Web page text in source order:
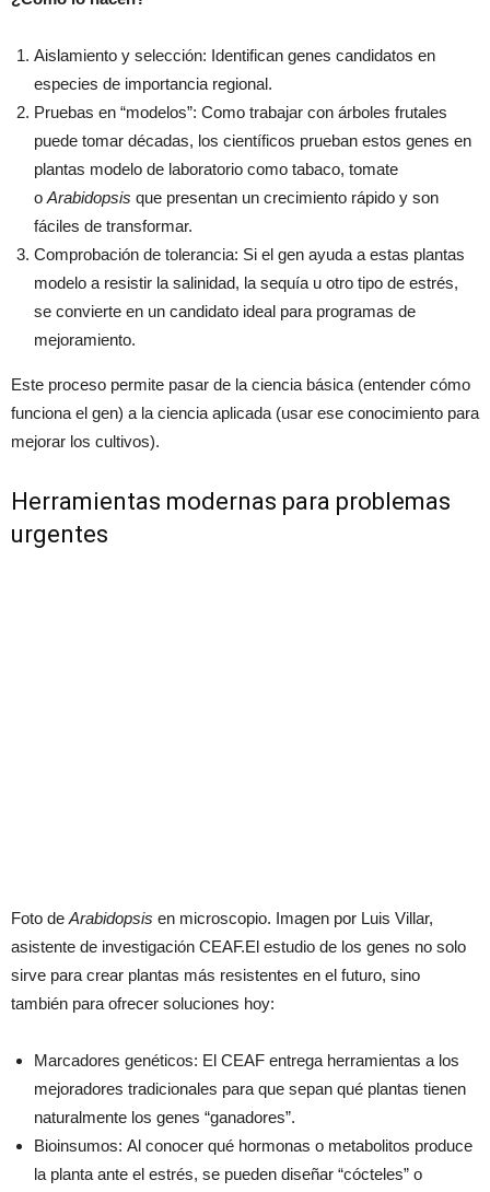
Aislamiento y selección: Identifican genes candidatos en
especies de importancia regional.
Pruebas en “modelos”: Como trabajar con árboles frutales
puede tomar décadas, los científicos prueban estos genes en
plantas modelo de laboratorio como tabaco, tomate
o Arabidopsis que presentan un crecimiento rápido y son
fáciles de transformar.
Comprobación de tolerancia: Si el gen ayuda a estas plantas
modelo a resistir la salinidad, la sequía u otro tipo de estrés,
se convierte en un candidato ideal para programas de
mejoramiento.
Este proceso permite pasar de la ciencia básica (entender cómo
funciona el gen) a la ciencia aplicada (usar ese conocimiento para
mejorar los cultivos).
Herramientas modernas para problemas
urgentes
Foto deArabidopsis en microscopio. Imagen por Luis Villar,
asistente de investigación CEAF.El estudio de los genes no solo
sirve para crear plantas más resistentes en el futuro, sino
también para ofrecer soluciones hoy:
Marcadores genéticos: El CEAF entrega herramientas a los
mejoradores tradicionales para que sepan qué plantas tienen
naturalmente los genes “ganadores”.
Bioinsumos: Al conocer qué hormonas o metabolitos produce
la planta ante el estrés, se pueden diseñar “cócteles” o